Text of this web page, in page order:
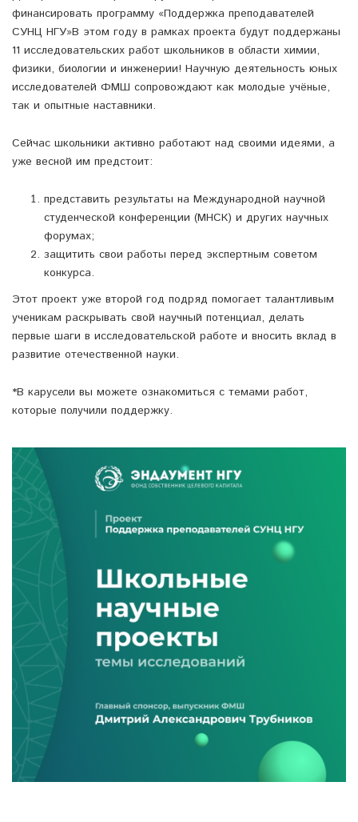
финансировать программу «Поддержка преподавателей
СУНЦ НГУ»В этом году в рамках проекта будут поддержаны
11 исследовательских работ школьников в области химии,
физики, биологии и инженерии! Научную деятельность юных
исследователей ФМШ сопровождают как молодые учёные,
так и опытные наставники.
️Сейчас школьники активно работают над своими идеями, а
уже весной им предстоит:
представить результаты на Международной научной
студенческой конференции (МНСК) и других научных
форумах;
защитить свои работы перед экспертным советом
конкурса.
Этот проект уже второй год подряд помогает талантливым
ученикам раскрывать свой научный потенциал, делать
первые шаги в исследовательской работе и вносить вклад в
развитие отечественной науки.
*В карусели вы можете ознакомиться с темами работ,
которые получили поддержку.